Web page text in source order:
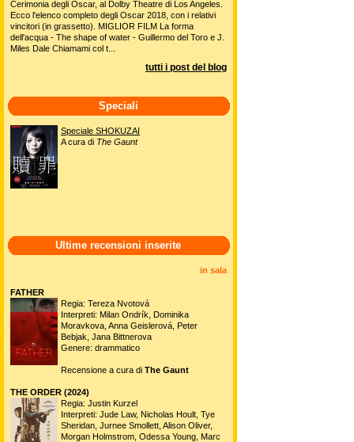
Cerimonia degli Oscar, al Dolby Theatre di Los Angeles.
Ecco l'elenco completo degli Oscar 2018, con i relativi
vincitori (in grassetto). MIGLIOR FILM La forma
dell'acqua - The shape of water - Guillermo del Toro e J.
Miles Dale Chiamami col t...
tutti i post del blog
Speciali
Speciale SHOKUZAI
A cura di The Gaunt
Ultime recensioni inserite
in sala
FATHER
Regia: Tereza Nvotová
Interpreti: Milan Ondrík, Dominika
Moravkova, Anna Geislerová, Peter
Bebjak, Jana Bittnerova
Genere: drammatico
Recensione a cura di The Gaunt
THE ORDER (2024)
Regia: Justin Kurzel
Interpreti: Jude Law, Nicholas Hoult, Tye
Sheridan, Jurnee Smollett, Alison Oliver,
Morgan Holmstrom, Odessa Young, Marc